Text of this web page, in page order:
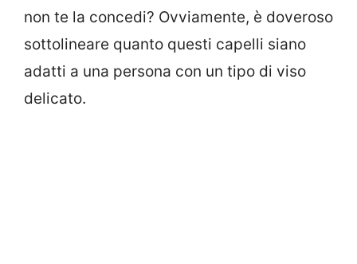
non te la concedi? Ovviamente, è doveroso
sottolineare quanto questi capelli siano
adatti a una persona con un tipo di viso
delicato.